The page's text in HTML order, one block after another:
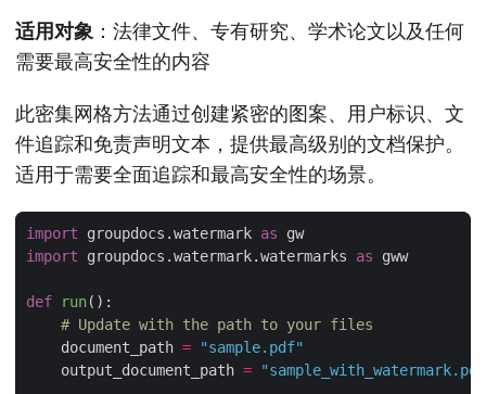
适用对象 ：法律文件、专有研究、学术论文以及任何
需要最高安全性的内容
此密集网格方法通过创建紧密的图案、用户标识、文
件追踪和免责声明文本，提供最高级别的文档保护。
适用于需要全面追踪和最高安全性的场景。
import groupdocs.watermark as
import groupdocs.watermark.watermarks as
def run():
# Update with the path to your files
    document_path
=
"sample.pdf"
    output_document_path
=